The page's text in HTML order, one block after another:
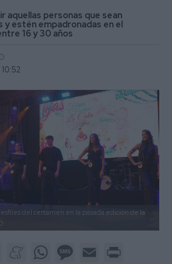
aquellas personas que sean
y estén empadronadas en el
16 y 30 años
10:52
del certamen en la pasada edición de la
LinkedInMeneameWhatsAppMessage
Email